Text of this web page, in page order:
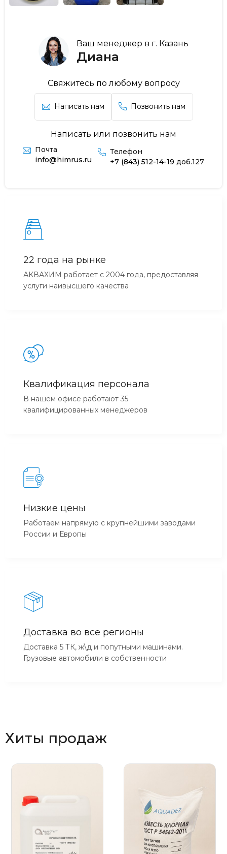
Ваш менеджер в г. Казань
Диана
Свяжитесь по любому вопросу
Написать нам Позвонить нам
Написать или позвонить нам
Почта
info@himrus.ru
Телефон
+7 (843) 512-14-19 доб.127
22 года на рынке
АКВАХИМ работает с 2004 года, предоставляя
услуги наивысшего качества
Квалификация персонала
В нашем офисе работают 35
квалифицированных менеджеров
Низкие цены
Работаем напрямую с крупнейшими заводами
России и Европы
Доставка во все регионы
Доставка 5 ТК, ж\д и попутными машинами.
Грузовые автомобили в собственности
Хиты продаж